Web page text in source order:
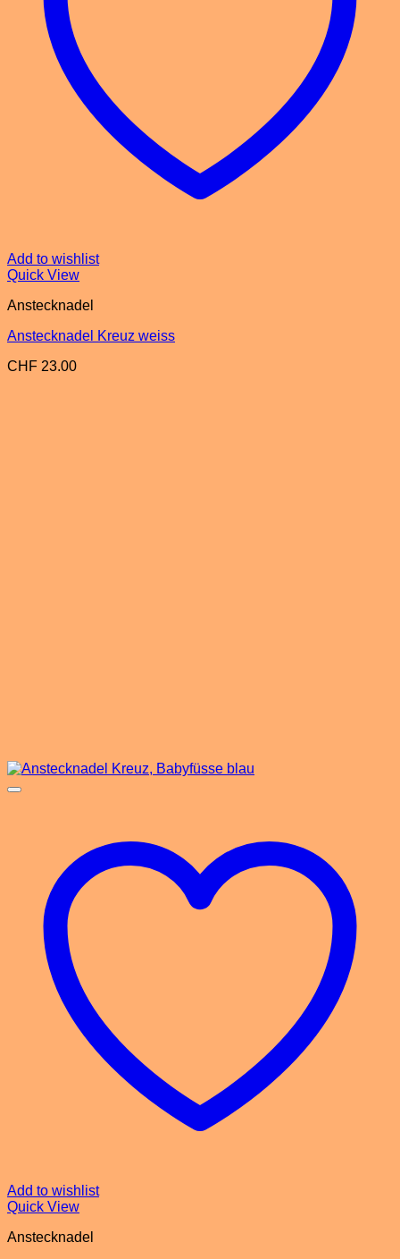
Add to wishlist
Quick View
Anstecknadel
Anstecknadel Kreuz weiss
CHF 23.00
Add to wishlist
Quick View
Anstecknadel